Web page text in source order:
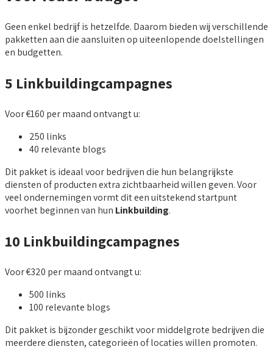
Geen enkel bedrijf is hetzelfde. Daarom bieden wij verschillende
pakketten aan die aansluiten op uiteenlopende doelstellingen
en budgetten.
5 Linkbuildingcampagnes
Voor €160 per maand ontvangt u:
250 links
40 relevante blogs
Dit pakket is ideaal voor bedrijven die hun belangrijkste
diensten of producten extra zichtbaarheid willen geven. Voor
veel ondernemingen vormt dit een uitstekend startpunt
voorhet beginnen van hun Linkbuilding.
10 Linkbuildingcampagnes
Voor €320 per maand ontvangt u:
500 links
100 relevante blogs
Dit pakket is bijzonder geschikt voor middelgrote bedrijven die
meerdere diensten, categorieën of locaties willen promoten.